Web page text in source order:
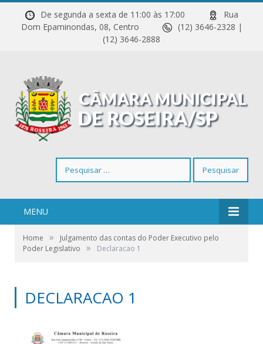
De segunda a sexta de 11:00 às 17:00
Rua
Dom Epaminondas, 08, Centro
(12) 3646-2328 |
(12) 3646-2888
por:
MENU
Home »
Julgamento das contas do Poder Executivo pelo
Poder Legislativo
» Declaracao 1
DECLARACAO 1